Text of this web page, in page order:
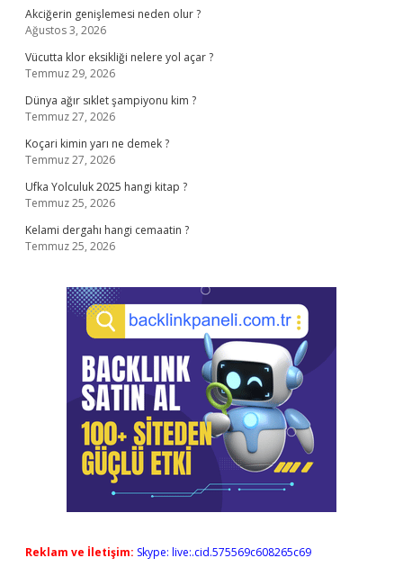
Akciğerin genişlemesi neden olur ?
Ağustos 3, 2026
Vücutta klor eksikliği nelere yol açar ?
Temmuz 29, 2026
Dünya ağır sıklet şampiyonu kim ?
Temmuz 27, 2026
Koçari kimin yarı ne demek ?
Temmuz 27, 2026
Ufka Yolculuk 2025 hangi kitap ?
Temmuz 25, 2026
Kelami dergahı hangi cemaatin ?
Temmuz 25, 2026
Reklam ve İletişim: Skype: live:.cid.575569c608265c69